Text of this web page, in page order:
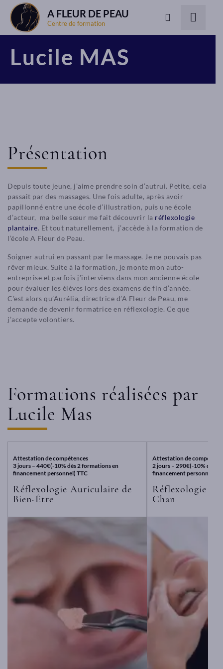
A FLEUR DE PEAU
Centre de formation
Lucile MAS
Présentation
Depuis toute jeune, j’aime prendre soin d’autrui. Petite, cela
passait par des massages. Une fois adulte, après avoir
papillonné entre une école d’illustration, puis une école
d’acteur, ma belle sœur me fait découvrir la réflexologie
plantaire. Et tout naturellement, j’accède à la formation de
l’école A Fleur de Peau.
Soigner autrui en passant par le massage. Je ne pouvais pas
rêver mieux. Suite à la formation, je monte mon auto-
entreprise et parfois j’interviens dans mon ancienne école
pour évaluer les élèves lors des examens de fin d’année.
C’est alors qu’Aurélia, directrice d’A Fleur de Peau, me
demande de devenir formatrice en réflexologie. Ce que
j’accepte volontiers.
Formations réalisées par
Lucile Mas
Attestation de compétences
3 jours – 440€(-10% dès 2 formations en
financement personnel) TTC
Réflexologie Auriculaire de
Bien-Être
Attestation de
2 jours – 290€(-10% dès 2
financement personnel)
Réflexologie
Chan